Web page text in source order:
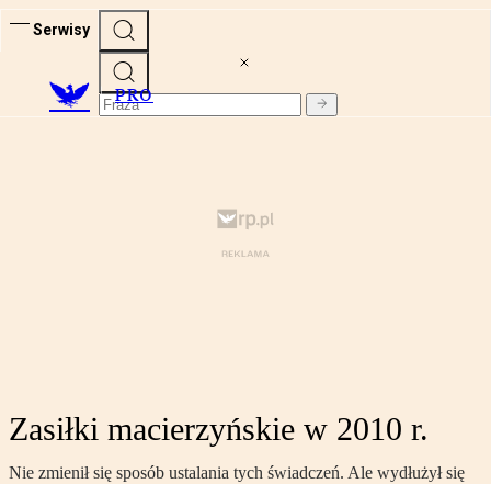
Serwisy
PRO
Zasiłki macierzyńskie w 2010 r.
Nie zmienił się sposób ustalania tych świadczeń. Ale wydłużył się